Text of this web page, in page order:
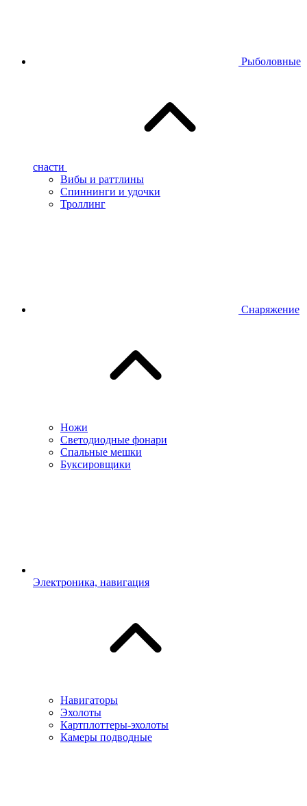
Рыболовные
снасти
Вибы и раттлины
Спиннинги и удочки
Троллинг
Снаряжение
Ножи
Светодиодные фонари
Спальные мешки
Буксировщики
Электроника, навигация
Навигаторы
Эхолоты
Картплоттеры-эхолоты
Камеры подводные